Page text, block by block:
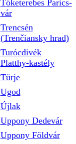
Tőketerebes Parics-
vár
Trencsén
(Trenčiansky hrad)
Turócdivék
Platthy-kastély
Türje
Ugod
Újlak
Uppony Dedevár
Uppony Földvár